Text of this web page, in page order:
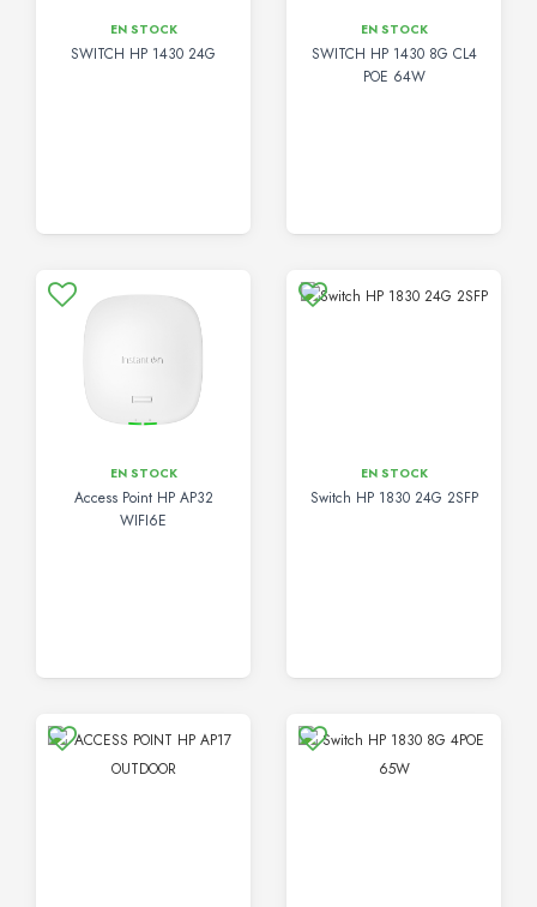
EN STOCK
SWITCH HP 1430 24G
EN STOCK
SWITCH HP 1430 8G CL4
POE 64W
EN STOCK
Access Point HP AP32
WIFI6E
EN STOCK
Switch HP 1830 24G 2SFP